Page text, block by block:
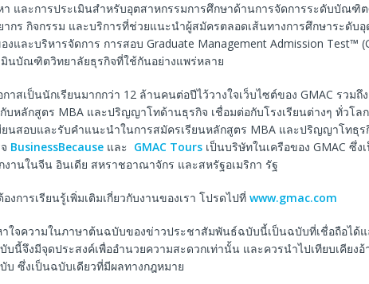
า และการประเมินสำหรับอุตสาหกรรมการศึกษาด้านการจัดการระดับบัณฑิ
ากร กิจกรรม และบริการที่ช่วยแนะนำผู้สมัครตลอดเส้นทางการศึกษาระดับอุ
องและบริหารจัดการ การสอบ Graduate Management Admission Test™
มินบัณฑิตวิทยาลัยธุรกิจที่ใช้กันอย่างแพร่หลาย
กาสเป็นนักเรียนมากกว่า 12 ล้านคนต่อปีไว้วางใจเว็บไซต์ของ GMAC รวมถึง
กับหลักสูตร MBA และปริญญาโทด้านธุรกิจ เชื่อมต่อกับโรงเรียนต่างๆ ทั่วโล
ยนสอบและรับคำแนะนำในการสมัครเรียนหลักสูตร MBA และปริญญาโทธุร
BusinessBecauseและ GMAC Tours เป็นบริษัทในเครือของ GMAC ซึ่
งานในจีน อินเดีย สหราชอาณาจักร และสหรัฐอเมริกา รัฐ
งการเรียนรู้เพิ่มเติมเกี่ยวกับงานของเรา โปรดไปที่ www.gmac.com
าใจความในภาษาต้นฉบับของข่าวประชาสัมพันธ์ฉบับนี้เป็นฉบับที่เชื่อถือได้แ
บนี้จึงมีจุดประสงค์เพื่ออำนวยความสะดวกเท่านั้น และควรนำไปเทียบเคียงอ้
บ ซึ่งเป็นฉบับเดียวที่มีผลทางกฎหมาย